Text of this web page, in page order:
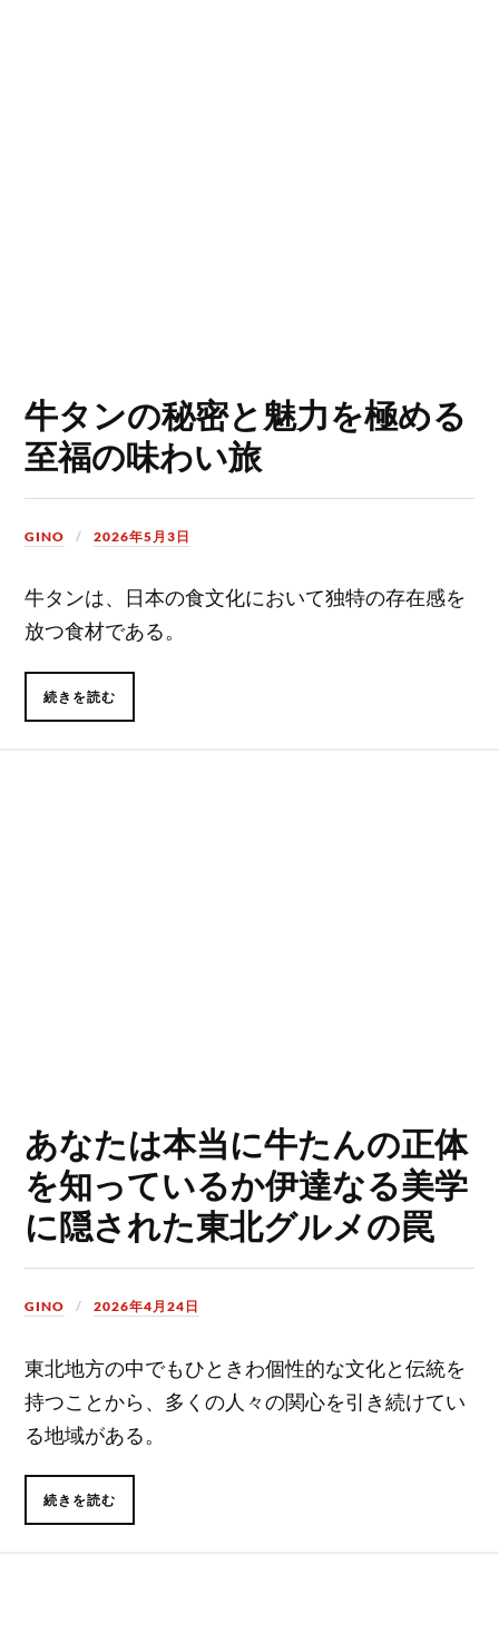
牛タンの秘密と魅力を極める
至福の味わい旅
GINO 2026年5月3日
牛タンは、日本の食文化において独特の存在感を
放つ食材である。
続きを読む
あなたは本当に牛たんの正体
を知っているか伊達なる美学
に隠された東北グルメの罠
GINO 2026年4月24日
東北地方の中でもひときわ個性的な文化と伝統を
持つことから、多くの人々の関心を引き続けてい
る地域がある。
続きを読む